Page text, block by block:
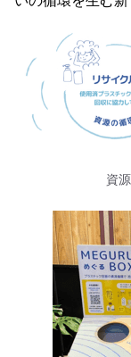
資